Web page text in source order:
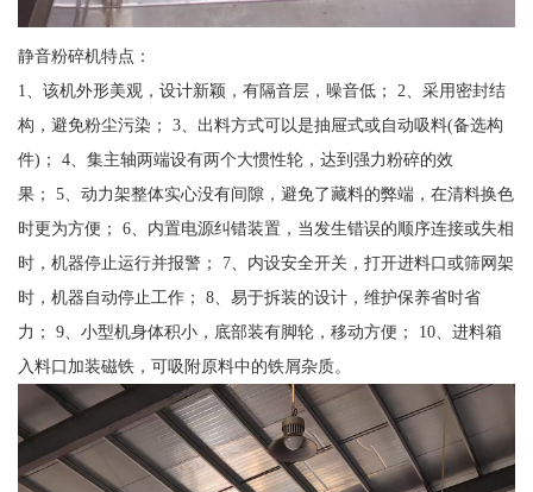
静音粉碎机特点：
1、该机外形美观，设计新颖，有隔音层，噪音低； 2、采用密封结
构，避免粉尘污染； 3、出料方式可以是抽屉式或自动吸料(备选构
件)； 4、集主轴两端设有两个大惯性轮，达到强力粉碎的效
果； 5、动力架整体实心没有间隙，避免了藏料的弊端，在清料换色
时更为方便； 6、内置电源纠错装置，当发生错误的顺序连接或失相
时，机器停止运行并报警； 7、内设安全开关，打开进料口或筛网架
时，机器自动停止工作； 8、易于拆装的设计，维护保养省时省
力； 9、小型机身体积小，底部装有脚轮，移动方便； 10、进料箱
入料口加装磁铁，可吸附原料中的铁屑杂质。